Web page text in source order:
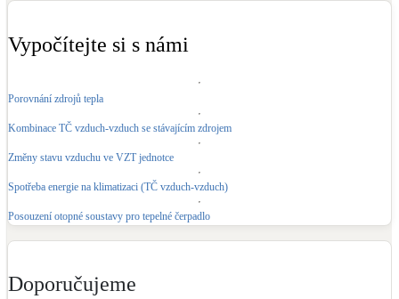
Žaluzie, markýzy, pergoly
Rekuperace tepla odpadní vody
Šedá i černá odpadní voda
Kamna / krby
Doplňkové zdroje vytápění
LED osvětlení
Vnitřní i venkovní
Vypočítejte si s námi
Porovnání zdrojů tepla
Kombinace TČ vzduch-vzduch se stávajícím zdrojem
Změny stavu vzduchu ve VZT jednotce
Spotřeba energie na klimatizaci (TČ vzduch-vzduch)
Posouzení otopné soustavy pro tepelné čerpadlo
Doporučujeme